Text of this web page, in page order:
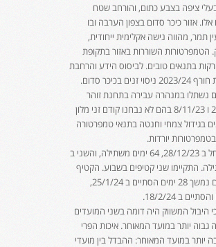
ציפה בצבע כתום, והורחב שטח
אזור כיכר סדום בצפון הערבה ובו
תמר, מהווה נישה אקלימית ייחודית,
הטמפרטורות השוררות באזור בתקופת
בתנאים טובים. לביסוס הידע והרחבת
בכיכר סדום.
נשתלו במנהרה עבירה בתחנת זוהר
בשני מועדים, 25/10/23 ו 8/11/23 בהם לא נבחנו קודם זני מלון
בגידול צמחי וחנטה בתנאי טמפרטורה
יורדות.
קטיף המועד הראשון החל ב 28/12/23, 64 ימים משתילה, והשני ב
משתילה. התקיימו שני קטיפים בשבוע. הקטיף
במועד השתילה המוקדם נמשך 28 ימים הסתיים ב 25/1/24,
היבול המשווק היה דומה בשני המועדים
גבוה יותר במועד המאוחר. איכות הפרי
יותר במועד המאוחר: ההבדל בין מועדי